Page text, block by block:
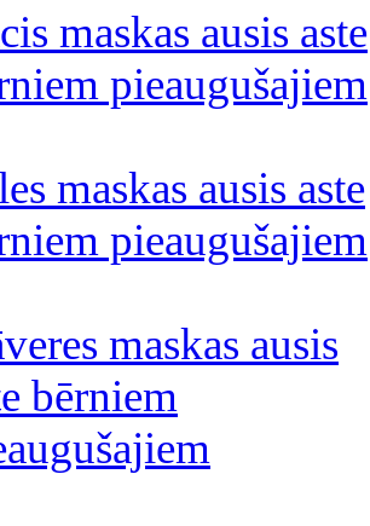
maskas ausis aste
pieaugušajiem
maskas ausis aste
pieaugušajiem
maskas ausis
bērniem